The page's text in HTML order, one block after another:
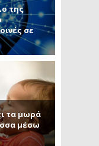
της
σε
τα μωρά
μέσω